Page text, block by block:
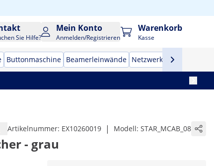
Sie Hilfe?
Mein Konto
Anmelden/Registrieren
Warenkorb
Kasse
Buttonmaschine Beamerleinwände Netzwerkschränke
Artikelnummer: EX10260019 | Modell: STAR_MCAB_08
- grau